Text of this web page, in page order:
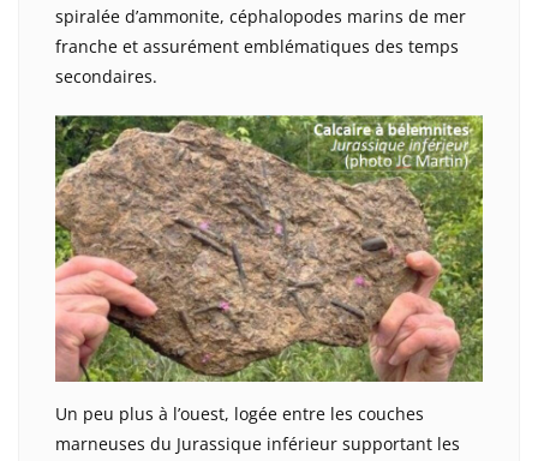
spiralée d’ammonite, céphalopodes marins de mer
franche et assurément emblématiques des temps
secondaires.
Un peu plus à l’ouest, logée entre les couches
marneuses du Jurassique inférieur supportant les